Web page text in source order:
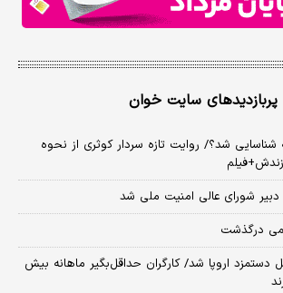
پربازدیدهای سایت خوان
شناسایی شد؟/ روایت تازه سردار کوثری از نحوه
شورای عالی امنیت ملی شد
درگذشت
دستمزد اروپا شد/ کارگران حداقل‌بگیر ماهانه بیش